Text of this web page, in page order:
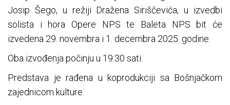
Josip Šego, u režiji Dražena Siriščevića, u izvedbi
solista i hora Opere NPS te Baleta NPS bit će
izvedena 29. novembra i 1. decembra 2025. godine.
Oba izvođenja počinju u 19:30 sati.
Predstava je rađena u koprodukciji sa Bošnjačkom
zajednicom kulture.